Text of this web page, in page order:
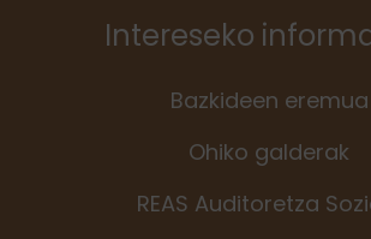
Intereseko
Bazkideen eremua
Ohiko galderak
REAS Auditoretza